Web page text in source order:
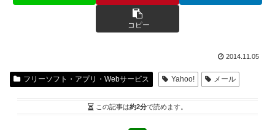
コピー
2014.11.05
フリーソフト・アプリ・Webサービス Yahoo! メール
この記事は約2分で読めます。